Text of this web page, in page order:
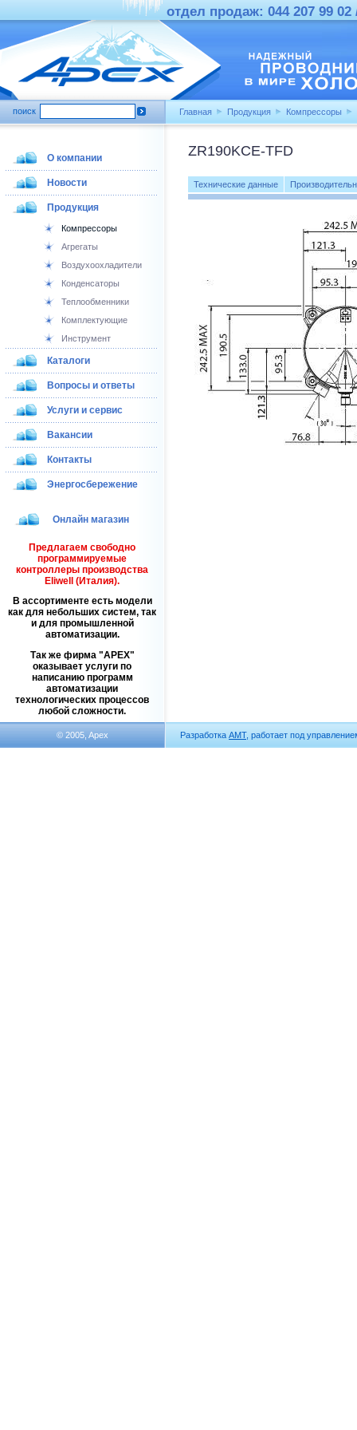
отдел продаж: 044 207 99 02
поиск Главная Продукция Компрессоры
О компании
Новости
Продукция
Компрессоры
Агрегаты
Воздухоохладители
Конденсаторы
Теплообменники
Комплектующие
Инструмент
Каталоги
Вопросы и ответы
Услуги и сервис
Вакансии
Контакты
Энергосбережение
Онлайн магазин
Предлагаем свободно
программируемые
контроллеры производства
Eliwell (Италия).
В ассортименте есть модели
как для небольших систем, так
и для промышленной
автоматизации.
Так же фирма
APEX
оказывает услуги по
написанию программ
автоматизации
технологических процессов
любой сложности.
ZR190KCE-TFD
Технические данные
© 2005, Apex Разработка АМТ, работает под